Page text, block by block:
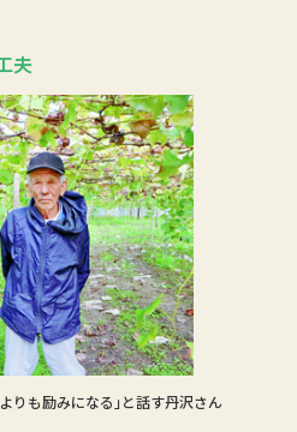
夫
りも励みになる｣と話す丹沢さん